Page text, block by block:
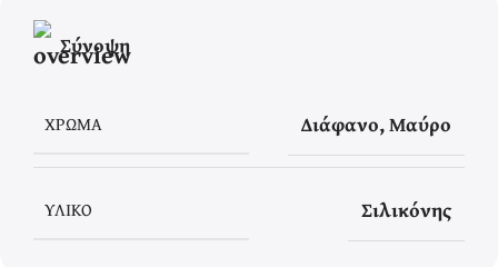
Σύνοψη
ΧΡΏΜΑ Διάφανο,Μαύρο
ΥΛΙΚΌ Σιλικόνης